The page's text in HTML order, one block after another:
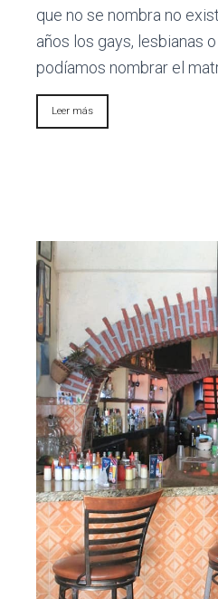
que no se nombra no
años los gays, lesbianas
podíamos nombrar el
Leer más